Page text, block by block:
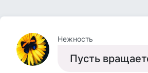
Нежность
Пусть